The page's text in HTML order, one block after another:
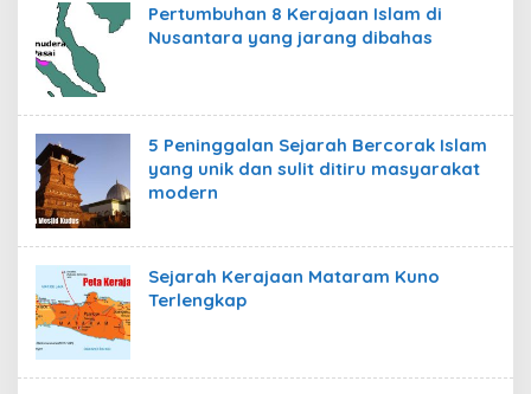
Pertumbuhan 8 Kerajaan Islam di
Nusantara yang jarang dibahas
5 Peninggalan Sejarah Bercorak Islam
yang unik dan sulit ditiru masyarakat
modern
Sejarah Kerajaan Mataram Kuno
Terlengkap